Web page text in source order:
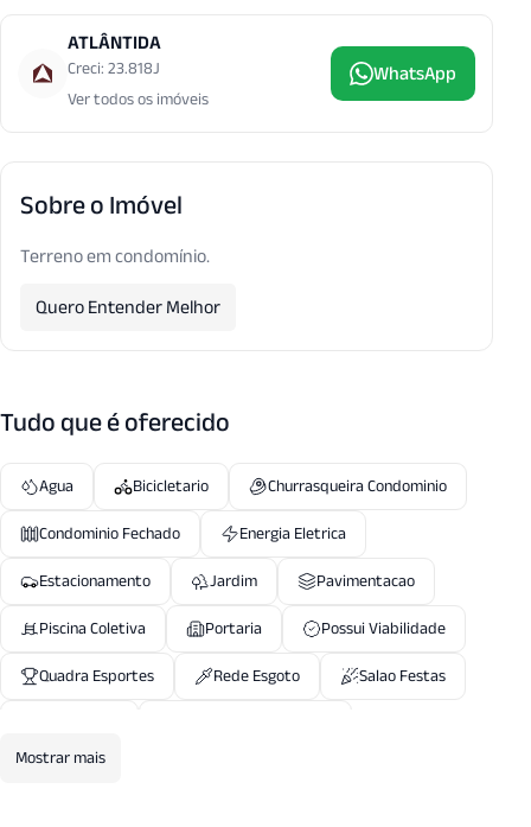
ATLÂNTIDA
Creci: 23.818J
Ver todos os imóveis
WhatsApp
Sobre o Imóvel
Terreno em condomínio.
Quero Entender Melhor
Tudo que é oferecido
Agua Bicicletario
Churrasqueira Condominio
Condominio Fechado
Energia Eletrica
Estacionamento
Jardim
Pavimentacao
Piscina Coletiva
Portaria
Possui Viabilidade
Quadra Esportes
Rede Esgoto
Salao Festas
Vigilancia24 Horas
Mostrar mais